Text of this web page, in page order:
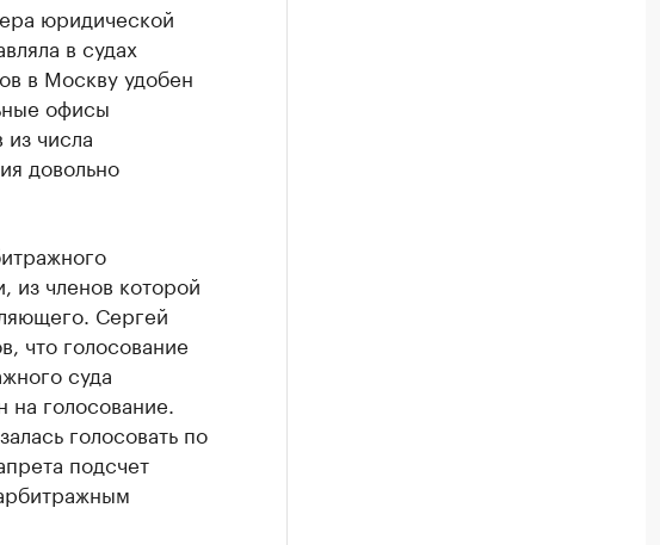
юридической
в судах
в Москву удобен
офисы
числа
довольно
из членов которой
Сергей
что голосование
суда
голосование.
голосовать по
подсчет